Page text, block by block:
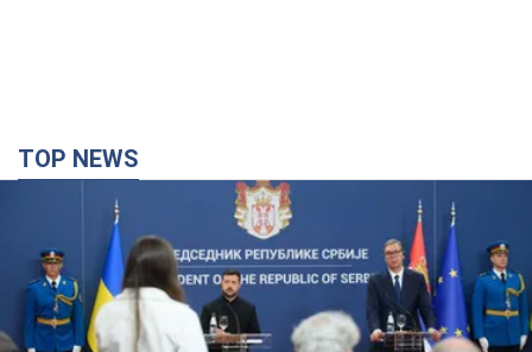
TOP NEWS